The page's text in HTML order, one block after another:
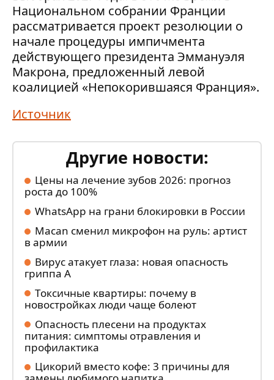
Национальном собрании Франции
рассматривается проект резолюции о
начале процедуры импичмента
действующего президента Эммануэля
Макрона, предложенный левой
коалицией «Непокорившаяся Франция».
Источник
Другие новости:
Цены на лечение зубов 2026: прогноз
роста до 100%
WhatsApp на грани блокировки в России
Macan сменил микрофон на руль: артист
в армии
Вирус атакует глаза: новая опасность
гриппа А
Токсичные квартиры: почему в
новостройках люди чаще болеют
Опасность плесени на продуктах
питания: симптомы отравления и
профилактика
Цикорий вместо кофе: 3 причины для